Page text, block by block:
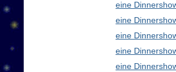
eine
eine
eine
eine
eine